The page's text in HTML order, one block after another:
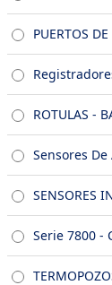
PUERTOS
ROTULAS -
Sensores
SENSORES
Serie 7800 -